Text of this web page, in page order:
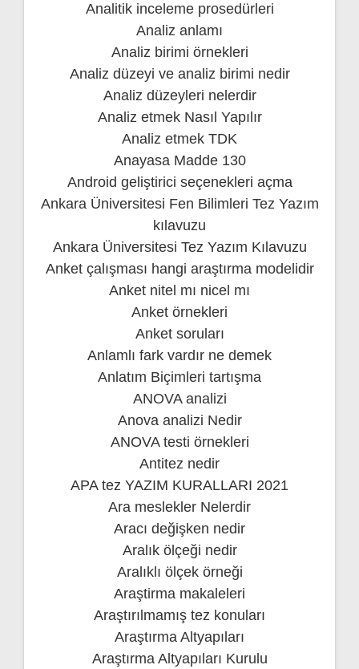
Analitik inceleme prosedürleri
Analiz anlamı
Analiz birimi örnekleri
Analiz düzeyi ve analiz birimi nedir
Analiz düzeyleri nelerdir
Analiz etmek Nasıl Yapılır
Analiz etmek TDK
Anayasa Madde 130
Android geliştirici seçenekleri açma
Ankara Üniversitesi Fen Bilimleri Tez Yazım
kılavuzu
Ankara Üniversitesi Tez Yazım Kılavuzu
Anket çalışması hangi araştırma modelidir
Anket nitel mı nicel mı
Anket örnekleri
Anket soruları
Anlamlı fark vardır ne demek
Anlatım Biçimleri tartışma
ANOVA analizi
Anova analizi Nedir
ANOVA testi örnekleri
Antitez nedir
APA tez YAZIM KURALLARI 2021
Ara meslekler Nelerdir
Aracı değişken nedir
Aralık ölçeği nedir
Aralıklı ölçek örneği
Araştirma makaleleri
Araştırılmamış tez konuları
Araştırma Altyapıları
Araştırma Altyapıları Kurulu